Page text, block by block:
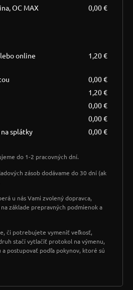
OC MAX
0,00 €
online
1,20 €
0,00 €
1,20 €
0,00 €
0,00 €
splátky
0,00 €
do 1-2 pracovných dní.
zásob dodávame do 30 dní (ak
u nás Vami zvolený dopravca,
základe prepravných podmienok a
či potrebujete vymeniť veľkosť,
stačí vytlačiť protokol na výmenu,
postupovať podľa pokynov, ktoré sú